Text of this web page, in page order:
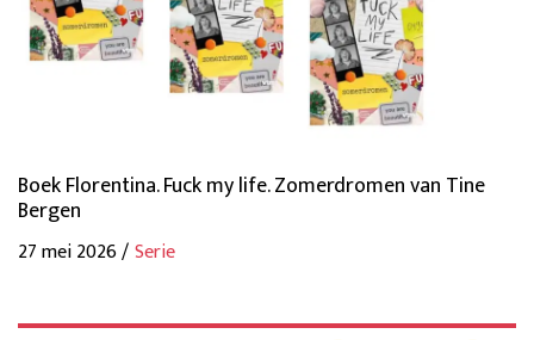
Boek Florentina. Fuck my life. Zomerdromen van Tine
Bergen
27 mei 2026 /Serie